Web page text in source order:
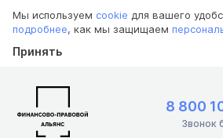
Мы используем cookie для вашего
подробнее, как мы защищаем
Принять
8 800
Звонок